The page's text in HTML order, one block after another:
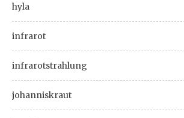
hyla
infrarot
infrarotstrahlung
johanniskraut